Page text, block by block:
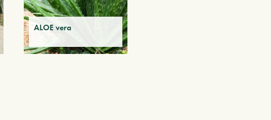
ALOE vera